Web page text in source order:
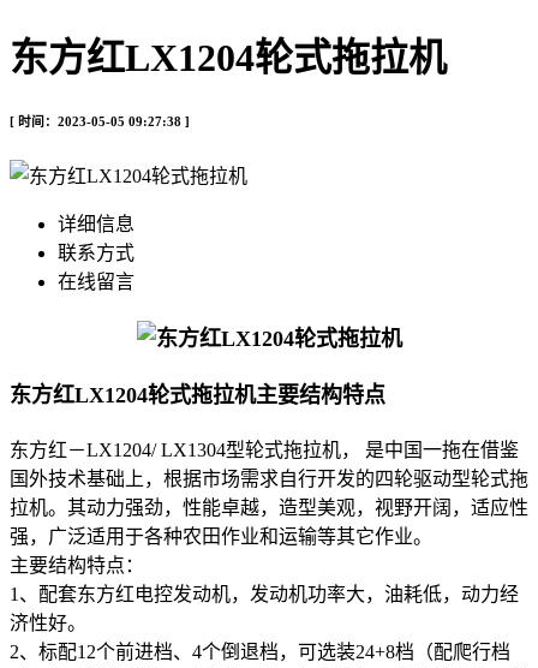
东方红LX1204轮式拖拉机
[ 时间：2023-05-05 09:27:38 ]
详细信息
联系方式
在线留言
东方红LX1204轮式拖拉机主要结构特点
东方红－LX1204/ LX1304型轮式拖拉机， 是中国一拖在借鉴
国外技术基础上，根据市场需求自行开发的四轮驱动型轮式拖
拉机。其动力强劲，性能卓越，造型美观，视野开阔，适应性
强，广泛适用于各种农田作业和运输等其它作业。
主要结构特点：
1、配套东方红电控发动机，发动机功率大，油耗低，动力经
济性好。
2、标配12个前进档、4个倒退档，可选装24+8档（配爬行档